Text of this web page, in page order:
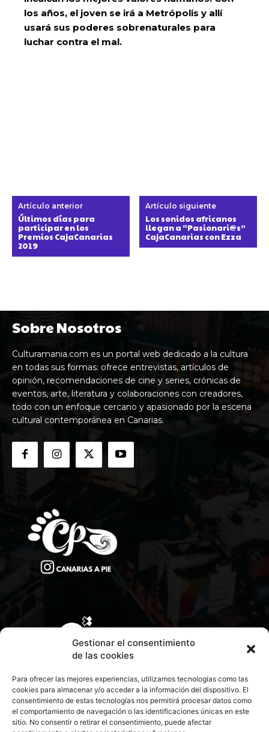
Gestionar el consentimiento
de las cookies
Para ofrecer las mejores experiencias, utilizamos tecnologías como las
cookies para almacenar y/o acceder a la información del dispositivo. El
consentimiento de estas tecnologías nos permitirá procesar datos como
el comportamiento de navegación o las identificaciones únicas en este
sitio. No consentir o retirar el consentimiento, puede afectar
los años, el joven se irá a Metrópolis y allí
usará sus poderes sobrenaturales para
luchar contra el mal.
Artículo anterior
Últimos días para
participar en los
Premios CajaCanarias
2019
Artículo siguiente
Los sonidos africanos
llegan a “Pasionari@s”
CajaCanarias con Ezza
Sobre Nosotros
Culturamania.com es un portal web dedicado a la cultura
en todas sus formas: ofrece entrevistas, artículos de
opinión, recomendaciones de cine y series, crónicas de
eventos, arte, literatura y colaboraciones con creadores,
todo con un enfoque cercano y apasionado por la escena
cultural contemporánea en Canarias.